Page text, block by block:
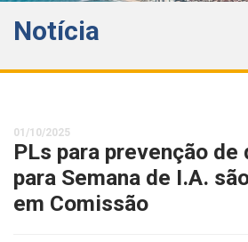
Notícia
01/10/2025
PLs para prevenção
para Semana de I.A.
em Comissão